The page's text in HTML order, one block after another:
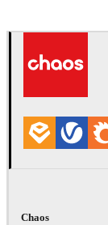
Chaos